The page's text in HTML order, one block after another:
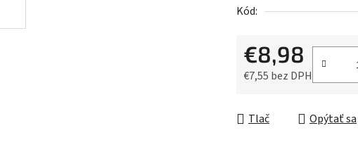
Kód:
€8,98
€7,55 bez DPH
Tlač Opýtať sa